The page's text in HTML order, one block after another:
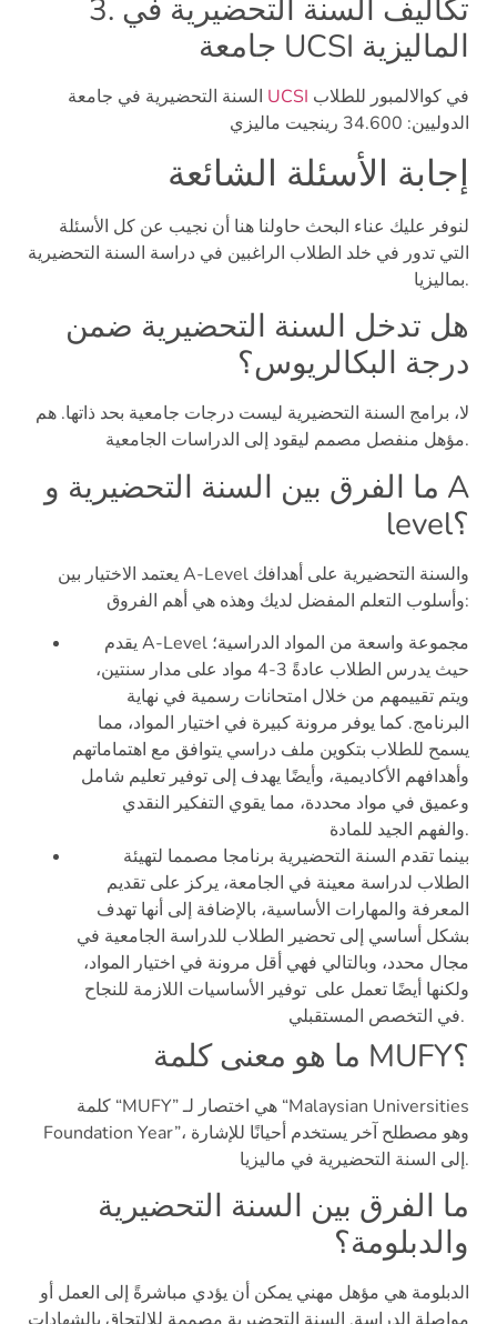
3. تكاليف السنة التحضيرية في
جامعة UCSI الماليزية
السنة التحضيرية في UCSI في كوالالمبور للطلاب
الدوليين: 34.600 رينجيت ماليزي
إجابة الأسئلة الشائعة
لنوفر عليك عناء البحث حاولنا هنا أن نجيب عن كل الأسئلة
التي تدور في خلد الطلاب الراغبين في دراسة السنة التحضيرية
بماليزيا.
هل تدخل السنة التحضيرية ضمن
درجة البكالريوس؟
لا، برامج السنة التحضيرية ليست درجات جامعية بحد ذاتها. هم
مؤهل منفصل مصمم ليقود إلى الدراسات الجامعية.
ما الفرق بين السنة التحضيرية و A
level؟
يعتمد الاختيار بين A-Level والسنة التحضيرية على أهدافك
وأسلوب التعلم المفضل لديك وهذه هي أهم الفروق:
يقدم A-Level مجموعة واسعة من المواد الدراسية؛
حيث يدرس الطلاب عادةً 3-4 مواد على مدار سنتين،
ويتم تقييمهم من خلال امتحانات رسمية في نهاية
البرنامج. كما يوفر مرونة كبيرة في اختيار المواد، مما
يسمح للطلاب بتكوين ملف دراسي يتوافق مع اهتماماتهم
وأهدافهم الأكاديمية، وأيضًا يهدف إلى توفير تعليم شامل
وعميق في مواد محددة، مما يقوي التفكير النقدي
والفهم الجيد للمادة.
بينما تقدم السنة التحضيرية برنامجا مصمما لتهيئة
الطلاب لدراسة معينة في الجامعة، يركز على تقديم
المعرفة والمهارات الأساسية، بالإضافة إلى أنها تهدف
بشكل أساسي إلى تحضير الطلاب للدراسة الجامعية في
مجال محدد، وبالتالي فهي أقل مرونة في اختيار المواد،
ولكنها أيضًا تعمل على توفير الأساسيات اللازمة للنجاح
في التخصص المستقبلي.
ما هو معنى كلمة MUFY؟
كلمة “MUFY” هي اختصار لـ “Malaysian Universities
Foundation Year”، وهو مصطلح آخر يستخدم أحيانًا للإشارة
إلى السنة التحضيرية في ماليزيا.
ما الفرق بين السنة التحضيرية
والدبلومة؟
الدبلومة هي مؤهل مهني يمكن أن يؤدي مباشرةً إلى العمل أو